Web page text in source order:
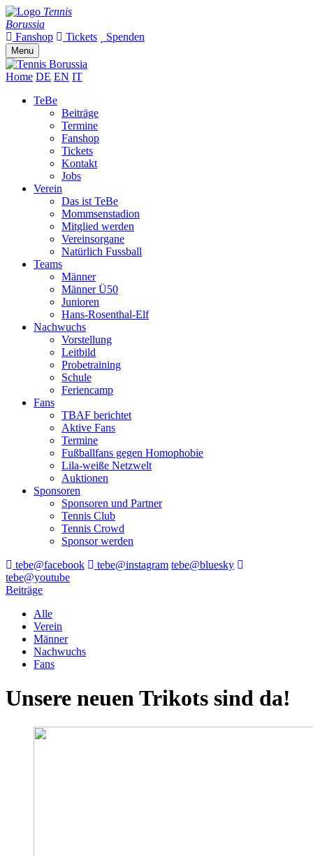
Tennis
Borussia
Fanshop
Tickets Spenden
Menu
Home DE EN IT
TeBe
Beiträge
Termine
Fanshop
Tickets
Kontakt
Jobs
Verein
Das ist TeBe
Mommsenstadion
Mitglied werden
Vereinsorgane
Natürlich Fussball
Teams
Männer
Männer Ü50
Junioren
Hans-Rosenthal-Elf
Nachwuchs
Vorstellung
Leitbild
Probetraining
Schule
Feriencamp
Fans
TBAF berichtet
Aktive Fans
Termine
Fußballfans gegen Homophobie
Lila-weiße Netzwelt
Auktionen
Sponsoren
Sponsoren und Partner
Tennis Club
Tennis Crowd
Sponsor werden
tebe@facebook
tebe@instagram tebe@bluesky
tebe@youtube
Beiträge
Alle
Verein
Männer
Nachwuchs
Fans
Unsere neuen Trikots sind da!